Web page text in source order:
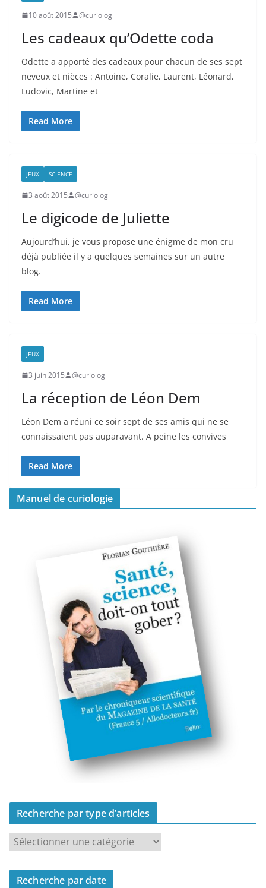
10 août 2015 @curiolog
Les cadeaux qu’Odette coda
Odette a apporté des cadeaux pour chacun de ses sept
neveux et nièces : Antoine, Coralie, Laurent, Léonard,
Ludovic, Martine et
Read More
JEUX SCIENCE
3 août 2015 @curiolog
Le digicode de Juliette
Aujourd’hui, je vous propose une énigme de mon cru
déjà publiée il y a quelques semaines sur un autre
blog.
Read More
JEUX
3 juin 2015 @curiolog
La réception de Léon Dem
Léon Dem a réuni ce soir sept de ses amis qui ne se
connaissaient pas auparavant. A peine les convives
Read More
Manuel de curiologie
Recherche par type d’articles
c
Recherche par date